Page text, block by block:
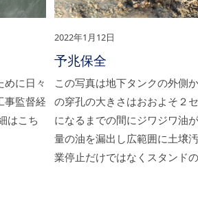
めに日々
事監督経
はこち
2022年1月12日
予兆保全
この写真は地下タンクの外側
の穿孔の大きさはおおよそ２
になるまでの間にジワジワ油
量の油を漏出し広範囲に土壌
業停止だけではなくスタンド